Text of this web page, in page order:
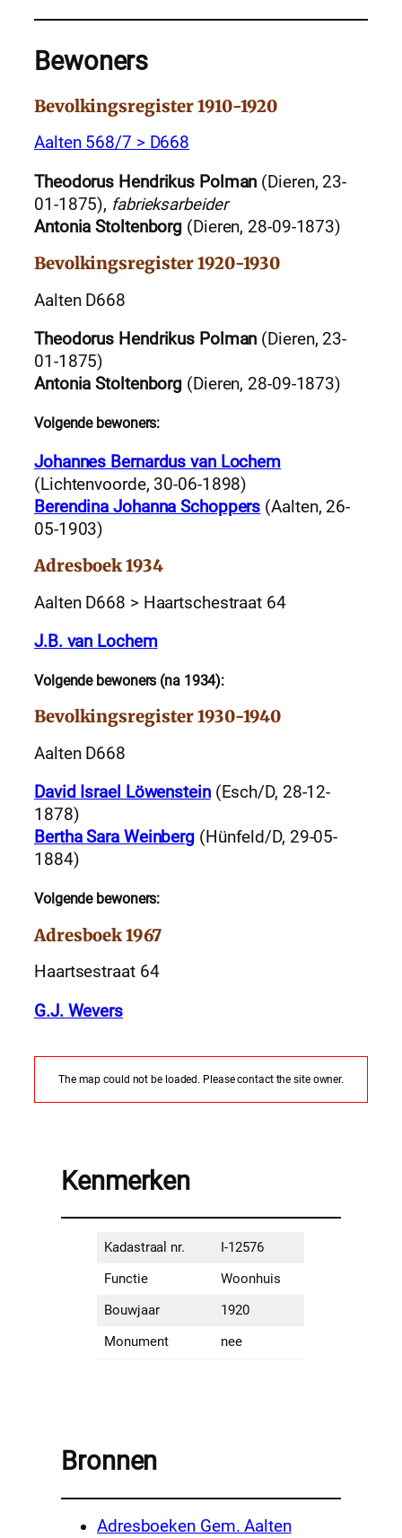
Bewoners
Bevolkingsregister 1910-1920
Aalten 568/7 > D668
Theodorus Hendrikus Polman (Dieren, 23-
01-1875), fabrieksarbeider
Antonia Stoltenborg (Dieren, 28-09-1873)
Bevolkingsregister 1920-1930
Aalten D668
Theodorus Hendrikus Polman (Dieren, 23-
01-1875)
Antonia Stoltenborg (Dieren, 28-09-1873)
Volgende bewoners:
Johannes Bernardus van Lochem
(Lichtenvoorde, 30-06-1898)
Berendina Johanna Schoppers (Aalten, 26-
05-1903)
Adresboek 1934
Aalten D668 > Haartschestraat 64
J.B. van Lochem
Volgende bewoners (na 1934):
Bevolkingsregister 1930-1940
Aalten D668
David Israel Löwenstein(Esch/D, 28-12-
1878)
Bertha Sara Weinberg (Hünfeld/D, 29-05-
1884)
Volgende bewoners:
Adresboek 1967
Haartsestraat 64
G.J. Wevers
The map could not be loaded. Please contact the site owner.
Kenmerken
Kadastraal nr. I-12576
Functie Woonhuis
Bouwjaar 1920
Monument nee
Bronnen
Adresboeken Gem. Aalten